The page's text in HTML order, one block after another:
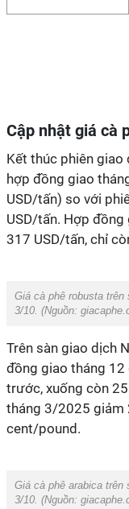
Cập nhật giá cà
Kết thúc phiên
hợp đồng giao
USD/tấn) so với
USD/tấn. Hợp
317 USD/tấn, chỉ
Giá cà phê robusta trên
3/10. (Nguồn:
Trên sàn giao dịch
đồng giao tháng 12
trước, xuống còn
tháng 3/2025 giảm
cent/pound.
Giá cà phê arabica trên
3/10. (Nguồn: